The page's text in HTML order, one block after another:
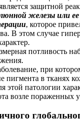
защитной
железы или
, которое
В этом случае
потливость
при
пигмента в тканях
этой патологии
возле пораженных